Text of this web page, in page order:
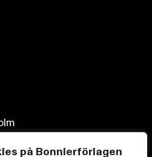
på Bonnierförlagen